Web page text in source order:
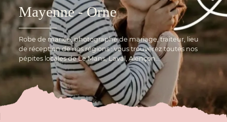
Mayenne - Orne
Robe de mariée, photographe de mariage, traiteur, lieu
de réception de nos régions : vous trouverez toutes nos
pépites locales de Le Mans, Laval, Alençon…